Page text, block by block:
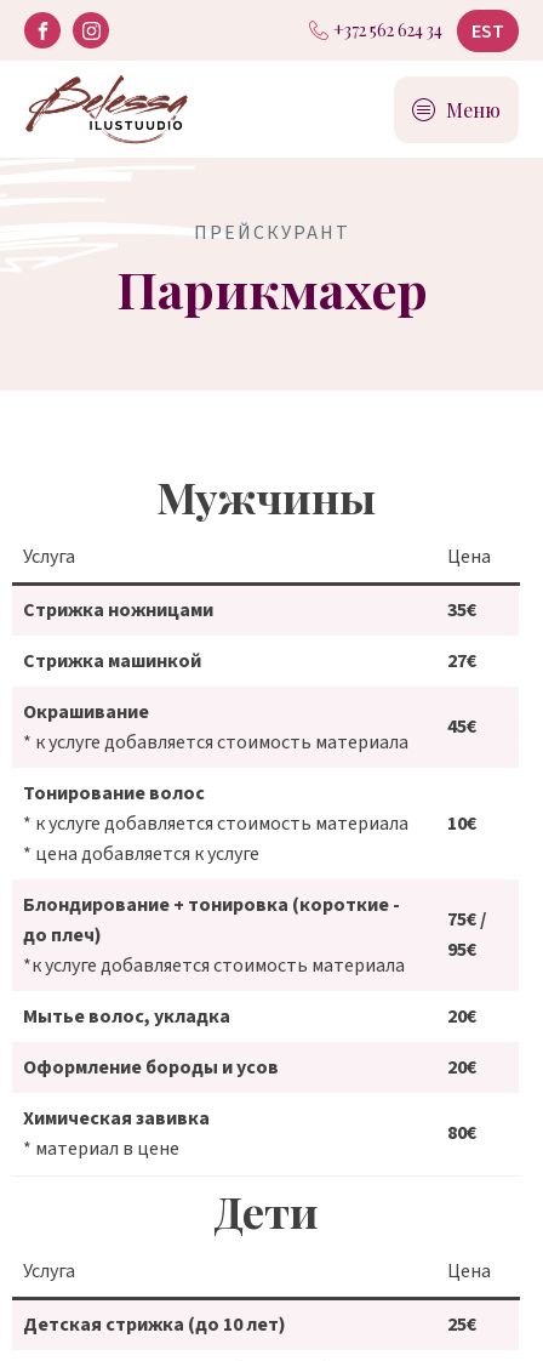
+372 562 624 34 EST
Меню
ПРЕЙСКУРАНТ
Парикмахер
Мужчины
Услуга
Цена
Cтрижка ножницами
35€
Cтрижка машинкой
27€
Окрашивание
* к услуге добавляется стоимость материала
45€
Тонирование волос
* к услуге добавляется стоимость материала
* цена добавляется к услуге
10€
Блондирование + тонировка (короткие -
до плеч)
*к услуге добавляется стоимость материала
75€ /
95€
Мытье волос, укладка
20€
Оформление бороды и усов
20€
Химическая завивка
* материал в цене
80€
Дети
Услуга
Цена
Детская стрижка (до 10 лет)
25€